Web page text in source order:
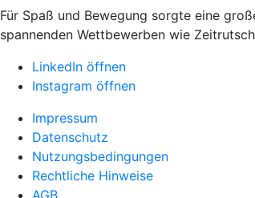
Für Spaß und Bewegung sorgte eine
spannenden Wettbewerben wie
LinkedIn öffnen
Instagram öffnen
Impressum
Datenschutz
Nutzungsbedingungen
Rechtliche Hinweise
AGB